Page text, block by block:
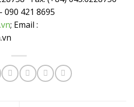
090 421 8695
; Email :